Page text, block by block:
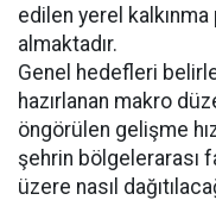
edilen yerel kalkınma
almaktadır.
Genel hedefleri
hazırlanan makro
öngörülen gelişme
şehrin bölgelerarası
üzere nasıl